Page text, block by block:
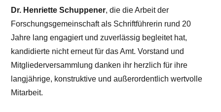
Dr. Henriette Schuppener, die die Arbeit der
Forschungsgemeinschaft als Schriftführerin rund 20
Jahre lang engagiert und zuverlässig begleitet hat,
kandidierte nicht erneut für das Amt. Vorstand und
Mitgliederversammlung danken ihr herzlich für ihre
langjährige, konstruktive und außerordentlich wertvolle
Mitarbeit.